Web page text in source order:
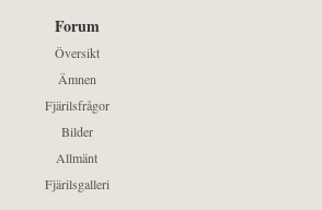
Forum
Översikt
Ämnen
Fjärilsfrågor
Bilder
Allmänt
Fjärilsgalleri